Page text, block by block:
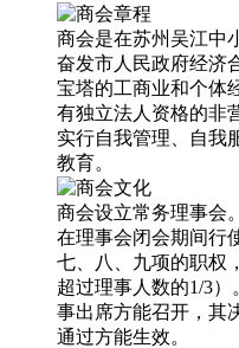
商会是在苏州吴江中
奋发市人民政府经济
宝塔的工商业和个体
有独立法人资格的非
实行自我管理、自我
教育。
商会设立常务理事会
在理事会闭会期间行
七、八、九项的职权
超过理事人数的1/3
事出席方能召开，其
通过方能生效。